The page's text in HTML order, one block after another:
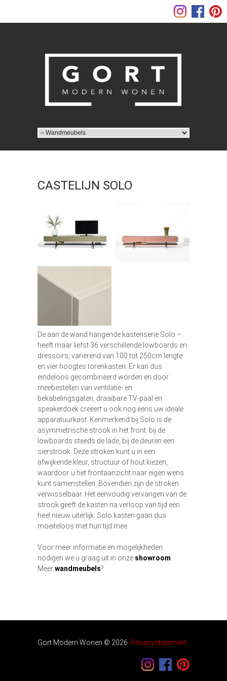
CASTELIJN SOLO
De aan de wand hangende kastenserie Solo –
heeft maar liefst 36 verschillende lowboards en
dressoirs, variërend van 100 tot 250cm lengte
en vier hoogtes torenkasten. Er kan dus
eindeloos gecombineerd worden en door
meebestellen van ventilatie- en
bekabelingsgaten, draaibare TV-paal en
speakerdoek creëert u ook nog eens uw ideale
apparatuurkast. Kenmerkend bij Solo is de
asymmetrische strook in het front: bij de
lowboards steeds de lade, bij de deuren een
sierstrook. Deze stroken kunt u in een
afwijkende kleur, structuur of hout kiezen,
waardoor u het frontaanzicht naar eigen wens
kunt samenstellen. Bovendien zijn de stroken
verwisselbaar. Het eenvoudig vervangen van de
strook geeft de kasten na verloop van tijd een
heel nieuw uiterlijk. Solo kasten gaan dus
moeiteloos met hun tijd mee.
Voor meer informatie en mogelijkheden
nodigen we u graag uit in onze showroom.
Meerwandmeubels?
Gort Modern Wonen © 2026. Privacystatement